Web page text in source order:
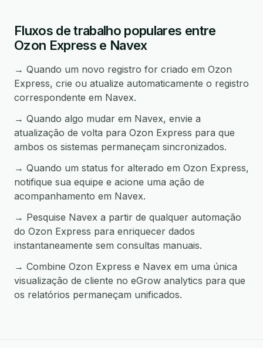
Fluxos de trabalho populares entre
Ozon Express e Navex
→ Quando um novo registro for criado em Ozon
Express, crie ou atualize automaticamente o registro
correspondente em Navex.
→ Quando algo mudar em Navex, envie a
atualização de volta para Ozon Express para que
ambos os sistemas permaneçam sincronizados.
→ Quando um status for alterado em Ozon Express,
notifique sua equipe e acione uma ação de
acompanhamento em Navex.
→ Pesquise Navex a partir de qualquer automação
do Ozon Express para enriquecer dados
instantaneamente sem consultas manuais.
→ Combine Ozon Express e Navex em uma única
visualização de cliente no eGrow analytics para que
os relatórios permaneçam unificados.